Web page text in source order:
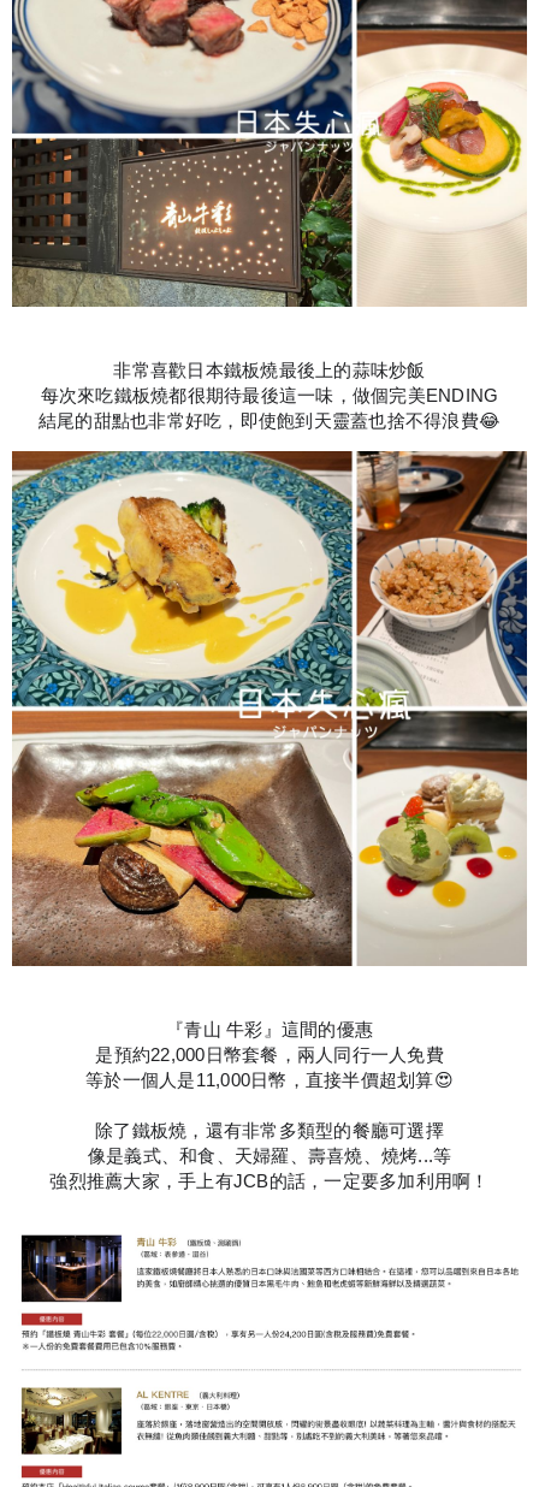
非常喜歡日本鐵板燒最後上的蒜味炒飯
每次來吃鐵板燒都很期待最後這一味，做個完美ENDING
結尾的甜點也非常好吃，即使飽到天靈蓋也捨不得浪費😂
『青山 牛彩』這間的優惠
是預約22,000日幣套餐，兩人同行一人免費
等於一個人是11,000日幣，直接半價超划算😍
除了鐵板燒，還有非常多類型的餐廳可選擇
像是義式、和食、天婦羅、壽喜燒、燒烤...等
強烈推薦大家，手上有JCB的話，一定要多加利用啊！